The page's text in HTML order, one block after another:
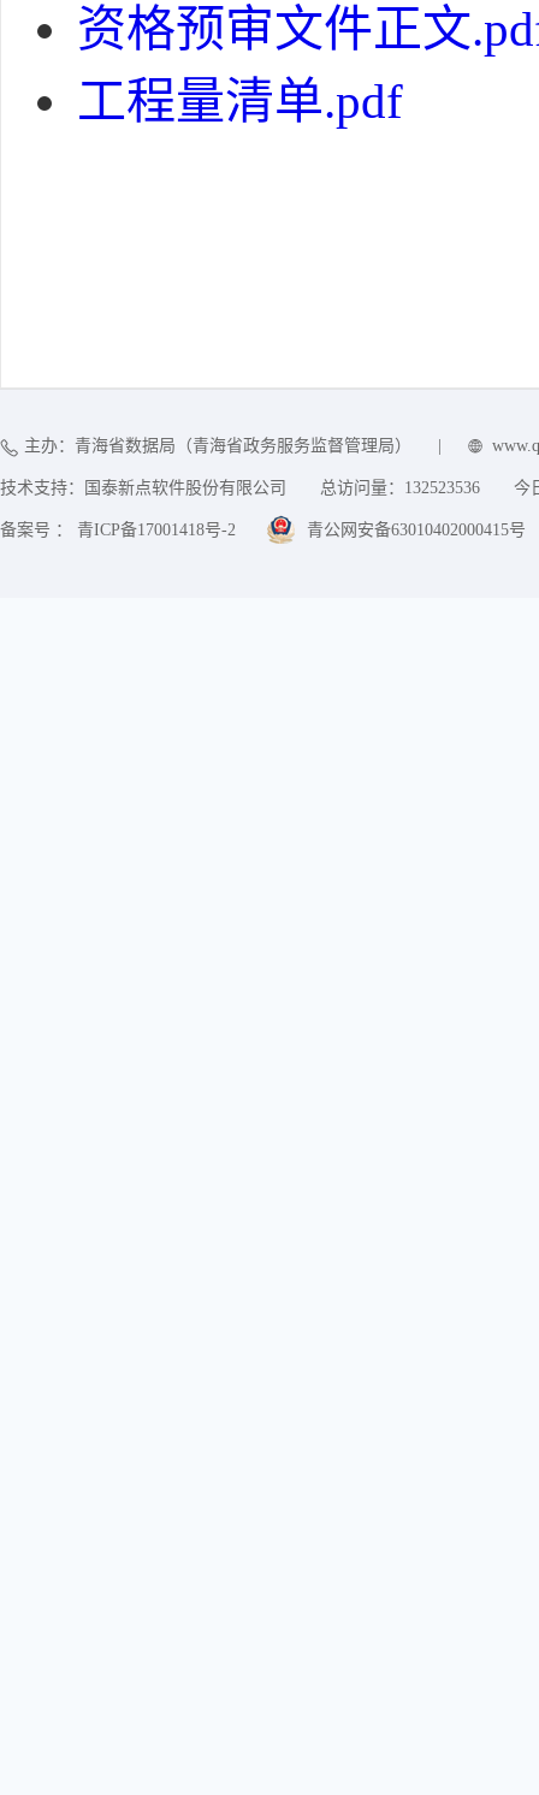
资格预审文件正文
工程量清单.pdf
主办：青海省数据局（青海省政务服务监督管理局）
技术支持：国泰新点软件股份有限公司 总访问量： 132523536 今
备案号 ： 青ICP备17001418号-2 青公网安备63010402000415号